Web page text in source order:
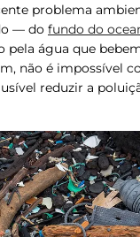
problema
— do fundo do
pela água que
não é impossível
reduzir a